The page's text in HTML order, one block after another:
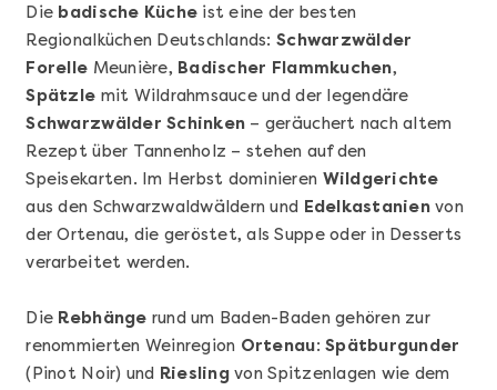
Mehr anzeigen
Cocktails Selber Machen - DIY-Set
Die badische Küche ist eine der besten
Regionalküchen Deutschlands: Schwarzwälder
Forelle Meunière, Badischer Flammkuchen,
Spätzle mit Wildrahmsauce und der legendäre
Schwarzwälder Schinken – geräuchert nach altem
Rezept über Tannenholz – stehen auf den
Speisekarten. Im Herbst dominieren Wildgerichte
aus den Schwarzwaldwäldern und Edelkastanienvon
der Ortenau, die geröstet, als Suppe oder in Desserts
verarbeitet werden.
Die Rebhänge rund um Baden-Baden gehören zur
renommierten Weinregion Ortenau:Spätburgunder
(Pinot Noir) und Rieslingvon Spitzenlagen wie dem